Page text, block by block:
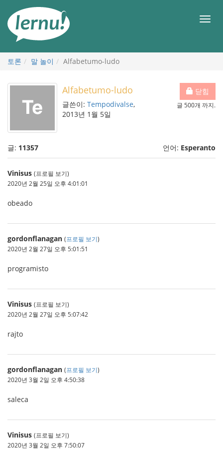
메
토론 말 놀이 Alfabetumo-ludo
닫힘
글 500개 까지.
Alfabetumo-ludo
글쓴이: Tempodivalse,
2013년 1월 5일
글: 11357 언어: Esperanto
Vinisus (프로필 보기)
2020년 2월 25일 오후 4:01:01
obeado
gordonflanagan (프로필 보기)
2020년 2월 27일 오후 5:01:51
programisto
Vinisus (프로필 보기)
2020년 2월 27일 오후 5:07:42
rajto
gordonflanagan (프로필 보기)
2020년 3월 2일 오후 4:50:38
saleca
Vinisus (프로필 보기)
2020년 3월 2일 오후 7:50:07